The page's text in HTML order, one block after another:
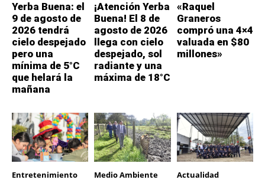
Yerba Buena: el
9 de agosto de
2026 tendrá
cielo despejado
pero una
mínima de 5°C
que helará la
mañana
¡Atención Yerba
Buena! El 8 de
agosto de 2026
llega con cielo
despejado, sol
radiante y una
máxima de 18°C
«Raquel
Graneros
compró una 4×4
valuada en $80
millones»
Entretenimiento Medio Ambiente Actualidad